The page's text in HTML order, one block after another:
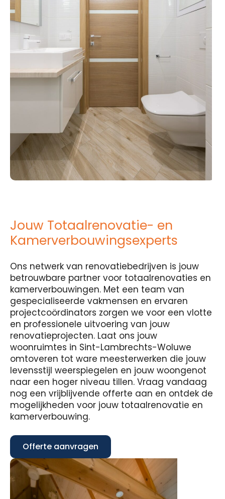
Jouw Totaalrenovatie- en
Kamerverbouwingsexperts
Ons netwerk van renovatiebedrijven is jouw
betrouwbare partner voor totaalrenovaties en
kamerverbouwingen. Met een team van
gespecialiseerde vakmensen en ervaren
projectcoördinators zorgen we voor een vlotte
en professionele uitvoering van jouw
renovatieprojecten. Laat ons jouw
woonruimtes in Sint-Lambrechts-Woluwe
omtoveren tot ware meesterwerken die jouw
levensstijl weerspiegelen en jouw woongenot
naar een hoger niveau tillen. Vraag vandaag
nog een vrijblijvende offerte aan en ontdek de
mogelijkheden voor jouw totaalrenovatie en
kamerverbouwing.
Offerte aanvragen